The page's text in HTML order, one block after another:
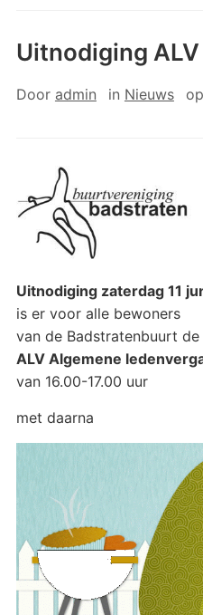
Uitnodiging
Door admin in Nieuws op
Uitnodiging zaterdag 11
is er voor alle bewoners
van de Badstratenbuurt de
ALV Algemene
van 16.00-17.00 uur
met daarna